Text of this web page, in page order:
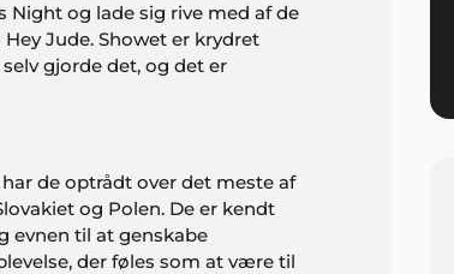
Night og lade sig rive med af de
Jude. Showet er krydret
gjorde det, og det er
de optrådt over det meste af
og Polen. De er kendt
evnen til at genskabe
der føles som at være til